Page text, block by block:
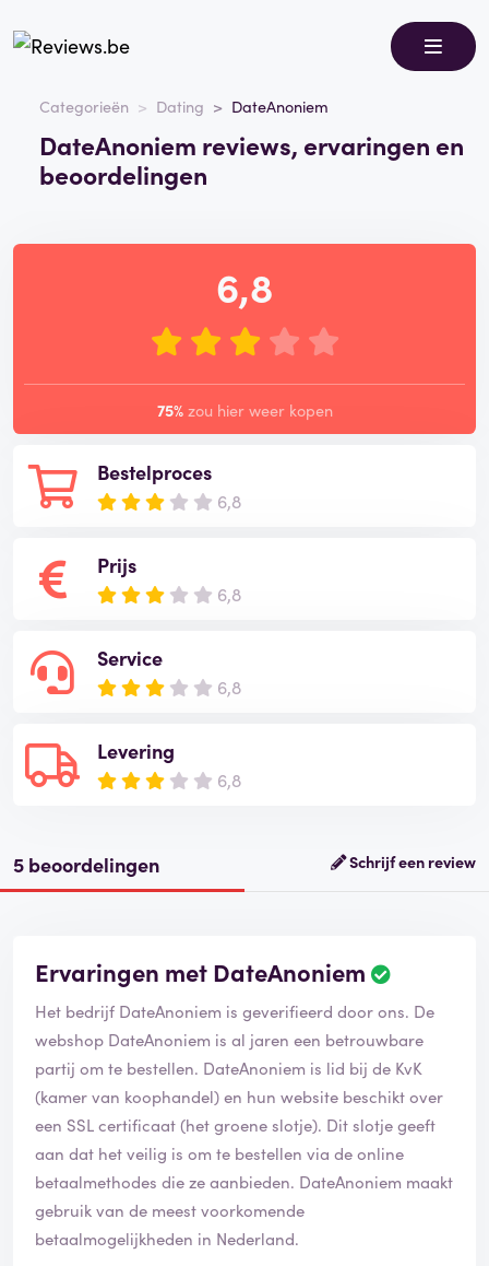
Categorieën Dating DateAnoniem
DateAnoniem reviews, ervaringen en
beoordelingen
Bestelproces
6,8
Prijs
6,8
Service
6,8
Levering
6,8
6,8
75% zou hier weer kopen
5 beoordelingen Schrijf een review
Ervaringen met DateAnoniem
Het bedrijf DateAnoniem is geverifieerd door ons. De
webshop DateAnoniem is al jaren een betrouwbare
partij om te bestellen. DateAnoniem is lid bij de KvK
(kamer van koophandel) en hun website beschikt over
een SSL certificaat (het groene slotje). Dit slotje geeft
aan dat het veilig is om te bestellen via de online
betaalmethodes die ze aanbieden. DateAnoniem maakt
gebruik van de meest voorkomende
betaalmogelijkheden in Nederland.